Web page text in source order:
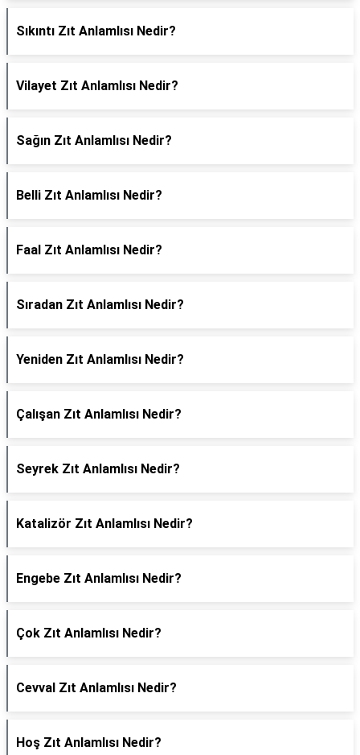
Sıkıntı Zıt Anlamlısı Nedir?
Vilayet Zıt Anlamlısı Nedir?
Sağın Zıt Anlamlısı Nedir?
Belli Zıt Anlamlısı Nedir?
Faal Zıt Anlamlısı Nedir?
Sıradan Zıt Anlamlısı Nedir?
Yeniden Zıt Anlamlısı Nedir?
Çalışan Zıt Anlamlısı Nedir?
Seyrek Zıt Anlamlısı Nedir?
Katalizör Zıt Anlamlısı Nedir?
Engebe Zıt Anlamlısı Nedir?
Çok Zıt Anlamlısı Nedir?
Cevval Zıt Anlamlısı Nedir?
Hoş Zıt Anlamlısı Nedir?